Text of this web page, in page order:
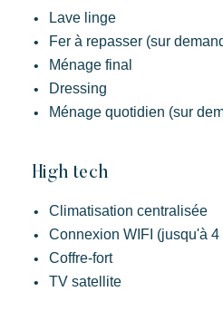
Lave linge
Fer à repasser (sur
Ménage final
Dressing
Ménage quotidien (sur
High tech
Climatisation centralisée
Connexion WIFI (jusqu'à
Coffre-fort
TV satellite